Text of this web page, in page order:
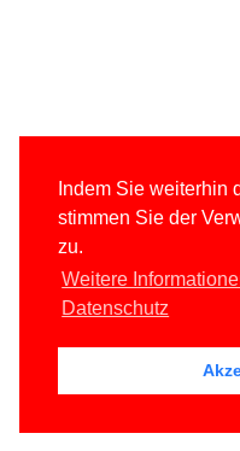
Indem Sie weiterhin
stimmen Sie der
zu.
Weitere
Datenschutz